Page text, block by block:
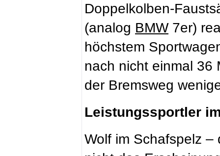
Doppelkolben-
(analog BMW7er)
höchstem
nach nicht einmal 36
der Bremsweg
Leistungssportler
Wolf im Schafspelz